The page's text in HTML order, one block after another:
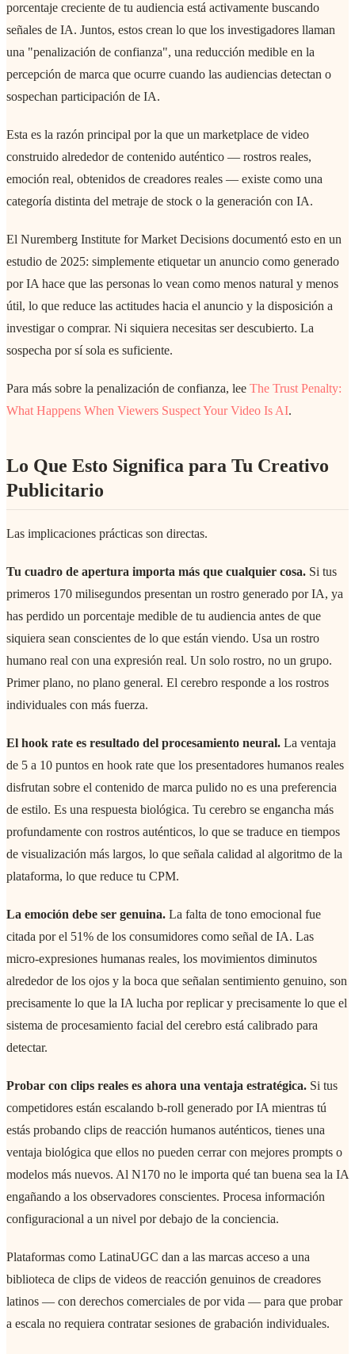
porcentaje creciente de tu audiencia está activamente buscando
señales de IA. Juntos, estos crean lo que los investigadores llaman
una "penalización de confianza", una reducción medible en la
percepción de marca que ocurre cuando las audiencias detectan o
sospechan participación de IA.
Esta es la razón principal por la que un marketplace de video
construido alrededor de contenido auténtico — rostros reales,
emoción real, obtenidos de creadores reales — existe como una
categoría distinta del metraje de stock o la generación con IA.
El Nuremberg Institute for Market Decisions documentó esto en un
estudio de 2025: simplemente etiquetar un anuncio como generado
por IA hace que las personas lo vean como menos natural y menos
útil, lo que reduce las actitudes hacia el anuncio y la disposición a
investigar o comprar. Ni siquiera necesitas ser descubierto. La
sospecha por sí sola es suficiente.
Para más sobre la penalización de confianza, lee The Trust Penalty:
What Happens When Viewers Suspect Your Video Is AI.
Lo Que Esto Significa para Tu Creativo
Publicitario
Las implicaciones prácticas son directas.
Tu cuadro de apertura importa más que cualquier cosa. Si tus
primeros 170 milisegundos presentan un rostro generado por IA, ya
has perdido un porcentaje medible de tu audiencia antes de que
siquiera sean conscientes de lo que están viendo. Usa un rostro
humano real con una expresión real. Un solo rostro, no un grupo.
Primer plano, no plano general. El cerebro responde a los rostros
individuales con más fuerza.
El hook rate es resultado del procesamiento neural. La ventaja
de 5 a 10 puntos en hook rate que los presentadores humanos reales
disfrutan sobre el contenido de marca pulido no es una preferencia
de estilo. Es una respuesta biológica. Tu cerebro se engancha más
profundamente con rostros auténticos, lo que se traduce en tiempos
de visualización más largos, lo que señala calidad al algoritmo de la
plataforma, lo que reduce tu CPM.
La emoción debe ser genuina. La falta de tono emocional fue
citada por el 51% de los consumidores como señal de IA. Las
micro-expresiones humanas reales, los movimientos diminutos
alrededor de los ojos y la boca que señalan sentimiento genuino, son
precisamente lo que la IA lucha por replicar y precisamente lo que el
sistema de procesamiento facial del cerebro está calibrado para
detectar.
Probar con clips reales es ahora una ventaja estratégica. Si tus
competidores están escalando b-roll generado por IA mientras tú
estás probando clips de reacción humanos auténticos, tienes una
ventaja biológica que ellos no pueden cerrar con mejores prompts o
modelos más nuevos. Al N170 no le importa qué tan buena sea la IA
engañando a los observadores conscientes. Procesa información
configuracional a un nivel por debajo de la conciencia.
Plataformas como LatinaUGC dan a las marcas acceso a una
biblioteca de clips de videos de reacción genuinos de creadores
latinos — con derechos comerciales de por vida — para que probar
a escala no requiera contratar sesiones de grabación individuales.